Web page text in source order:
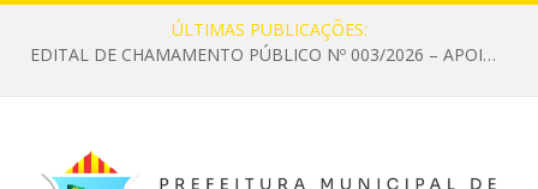
ÚLTIMAS PUBLICAÇÕES:
EDITAL DE CHAMAMENTO PÚBLICO Nº 003/2026 – APOIO À INFRAESTRUTURA CULTURAL